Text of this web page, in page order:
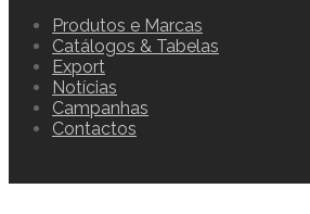
Produtos e Marcas
Catálogos & Tabelas
Export
Notícias
Campanhas
Contactos